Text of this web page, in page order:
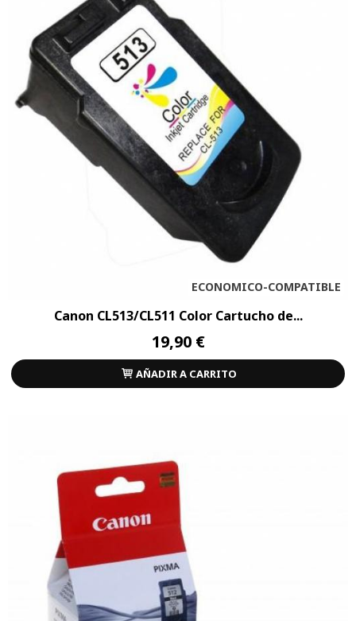
ECONOMICO-COMPATIBLE
Canon CL513/CL511 Color Cartucho de...
19,90 €
AÑADIR A CARRITO